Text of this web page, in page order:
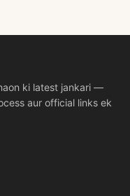
ki latest jankari —
aur official links ek